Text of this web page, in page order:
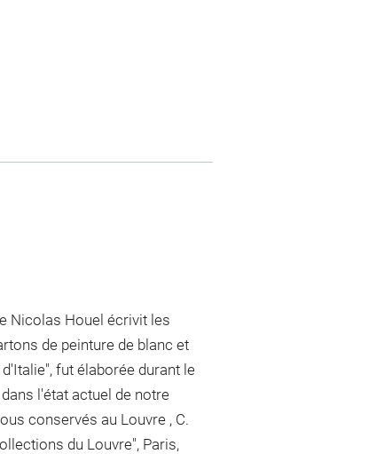
Nicolas Houel écrivit les
de peinture de blanc et
fut élaborée durant le
l'état actuel de notre
conservés au Louvre , C.
du Louvre", Paris,